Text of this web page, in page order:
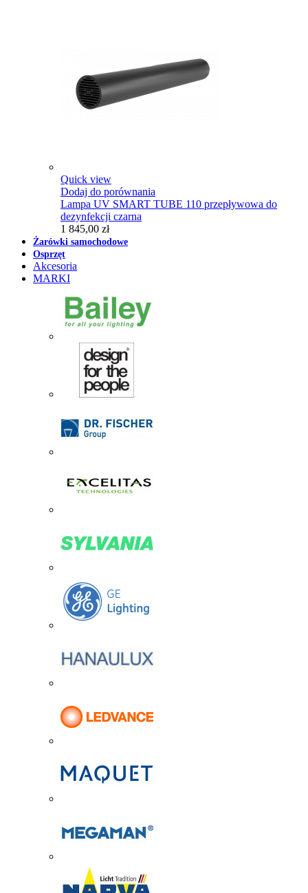
Quick view
Dodaj do porównania
Lampa UV SMART TUBE 110 przepływowa do
dezynfekcji czarna
1 845,00 zł
Żarówki samochodowe
Osprzęt
Akcesoria
MARKI